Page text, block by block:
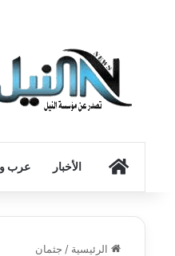
الرئيسيةالأخبار عرب
الرئيسية / جثمان